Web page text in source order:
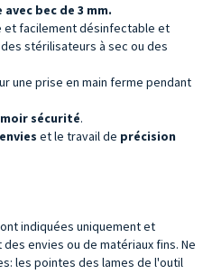
avec bec de 3 mm.
et facilement désinfectable et
stérilisateurs à sec ou des
une prise en main ferme pendant
sécurité.
et le travail de précision
indiquées uniquement et
envies ou de matériaux fins. Ne
les pointes des lames de l'outil